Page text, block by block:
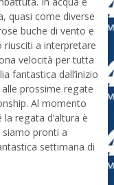
quasi come diverse
buche di vento e
riusciti a interpretare
velocità per tutta
fantastica dall’inizio
prossime regate
Al momento
regata d’altura è
siamo pronti a
settimana di